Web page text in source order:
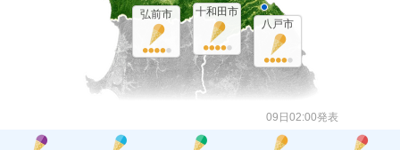
弘前市
八戸市
十和田市
09日02:00発表